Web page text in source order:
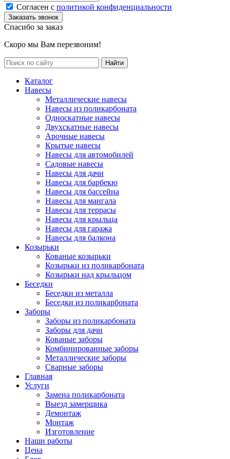
Согласен с политикой конфиденциальности
Спасибо за заказ
Скоро мы Вам перезвоним!
Каталог
Навесы
Металлические навесы
Навесы из поликарбоната
Односкатные навесы
Двухскатные навесы
Арочные навесы
Крытые навесы
Навесы для автомобилей
Садовые навесы
Навесы для дачи
Навесы для барбекю
Навесы для бассейна
Навесы для мангала
Навесы для террасы
Навесы для крыльца
Навесы для гаража
Навесы для балкона
Козырьки
Кованые козырьки
Козырьки из поликарбоната
Козырьки над крыльцом
Беседки
Беседки из металла
Беседки из поликарбоната
Заборы
Заборы из поликарбоната
Заборы для дачи
Кованые заборы
Комбинированные заборы
Металлические заборы
Сварные заборы
Главная
Услуги
Замена поликарбоната
Выезд замерщика
Демонтаж
Монтаж
Изготовление
Наши работы
Цена